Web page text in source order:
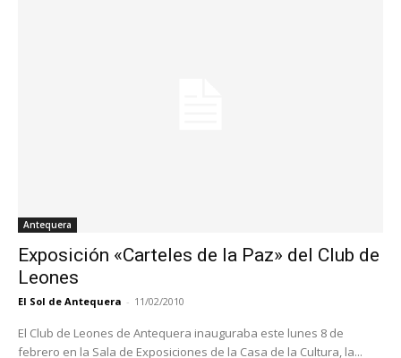
Antequera
Exposición «Carteles de la Paz» del Club de
Leones
El Sol de Antequera - 11/02/2010
El Club de Leones de Antequera inauguraba este lunes 8 de
febrero en la Sala de Exposiciones de la Casa de la Cultura, la...